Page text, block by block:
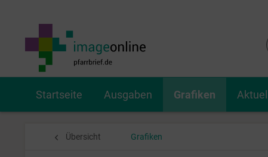
Startseite Ausgaben Grafiken
Übersicht Grafiken